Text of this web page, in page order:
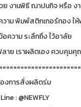
ย งานพิธี ณาปนกิจ หรือ ง
าม พิมพ์สติกเกอร์ทอง ใ
ความ ระลึกถึง ไว้อาลัย
าย เราผลิตเอง ควบคุม
องการสั่งผลิตร่ม
: @NEWFLY